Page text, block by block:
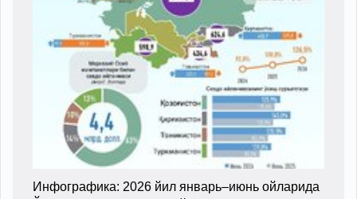
Инфографика: 2026 йил январь–июнь ойларида